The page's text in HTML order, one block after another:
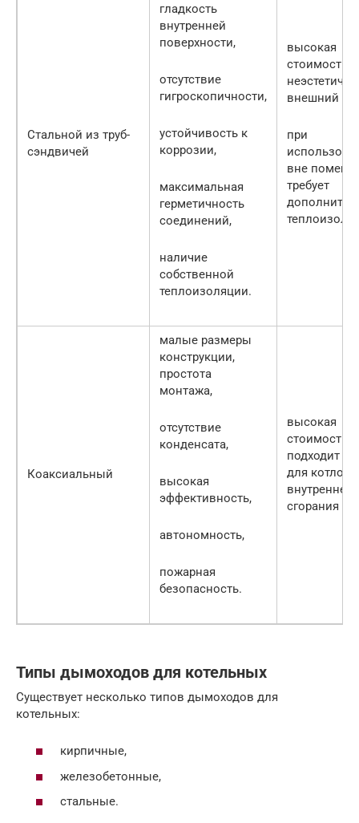
Стальной из труб-
сэндвичей
гладкость
внутренней
поверхности,
отсутствие
гигроскопичности,
устойчивость к
коррозии,
максимальная
герметичность
соединений,
наличие
собственной
теплоизоляции.
высокая
стоимость,
внешний
при
вне
требует
Коаксиальный
малые размеры
конструкции,
простота
монтажа,
отсутствие
конденсата,
высокая
эффективность,
автономность,
пожарная
безопасность.
высокая
стоимость,
подходит
для котлов
внутреннего
сгорания
Типы дымоходов для котельных
Существует несколько типов дымоходов для
котельных:
кирпичные,
железобетонные,
стальные.